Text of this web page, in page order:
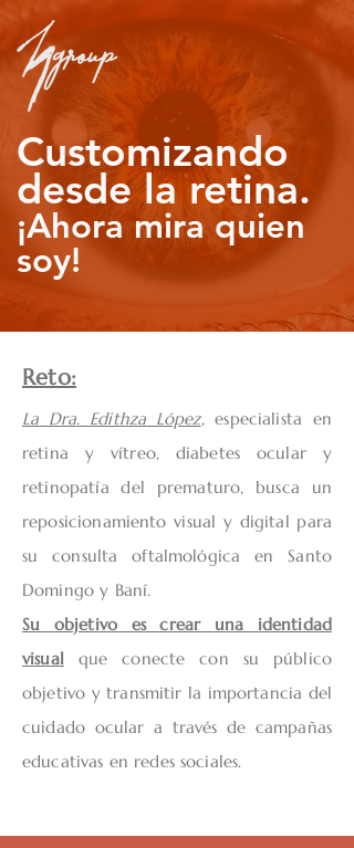
Customizando
desde la retina.
¡Ahora mira quien
soy!
Reto:
La Dra. Edithza López, especialista en
retina y vítreo, diabetes ocular y
retinopatía del prematuro, busca un
reposicionamiento visual y digital para
su consulta oftalmológica en Santo
Domingo y Baní.
Su objetivo es crear una identidad
visualque conecte con su público
objetivo y transmitir la importancia del
cuidado ocular a través de campañas
educativas en redes sociales.